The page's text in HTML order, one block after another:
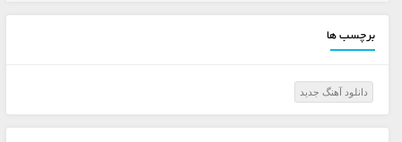
برچسب ها
دانلود آهنگ جديد